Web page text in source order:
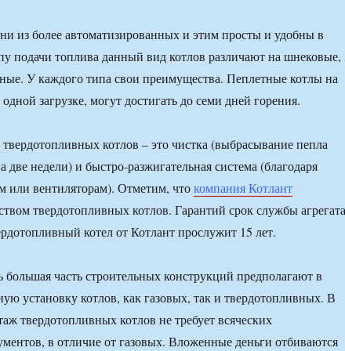
из более автоматизированных и этим просты и удобны в
подачи топлива данный вид котлов различают на шнековые,
У каждого типа свои преимущества. Пеплетные котлы на
загрузке, могут достигать до семи дней горения.
котлов – это чистка (выбрасывание пепла
две недели) и быстро-разжигательная система (благодаря
или вентиляторам). Отметим, чтокомпания Котлант
твердотопливных котлов. Гарантий срок службы агрегата
котел от Котлант прослужит 15 лет.
часть строительных конструкций предполагают в
установку котлов, как газовых, так и твердотопливных. В
твердотопливных котлов не требует всяческих
в отличие от газовых. Вложенные деньги отбиваются